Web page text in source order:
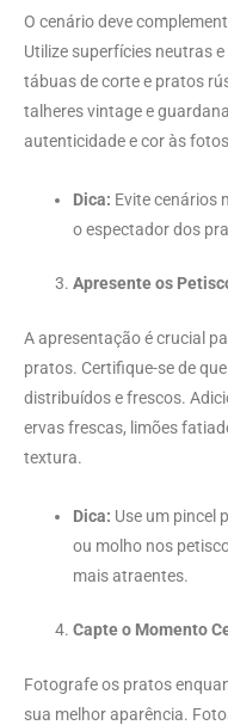
O cenário deve
Utilize superfícies neutras
tábuas de corte e pratos
talheres vintage e
autenticidade e cor às
Dica: Evite cenários
o espectador dos
Apresente os
A apresentação é crucial
pratos. Certifique-se de
distribuídos e frescos.
ervas frescas, limões
textura.
Dica: Use um pincel
ou molho nos
mais atraentes.
Capte o Momento
Fotografe os pratos
sua melhor aparência.